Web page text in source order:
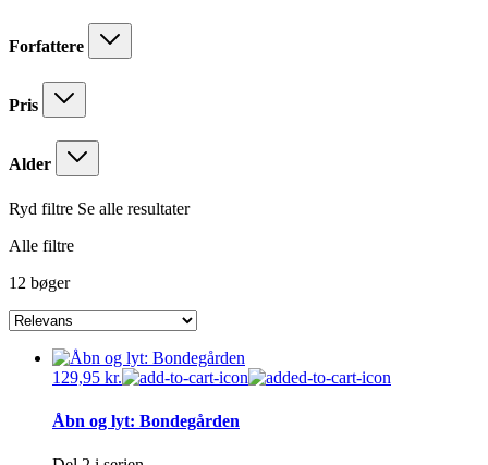
Forfattere
Pris
Alder
Ryd filtre Se alle resultater
Alle filtre
12 bøger
129,95 kr.
Åbn og lyt: Bondegården